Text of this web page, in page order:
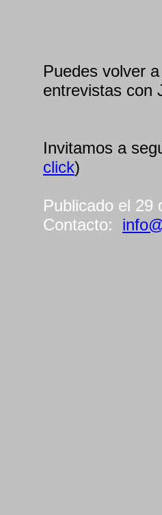
Puedes volver
entrevistas con
Invitamos a
click)
Publicado el 29
Contacto: